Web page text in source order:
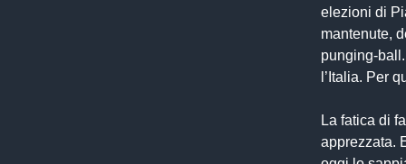
elezioni di
mantenute,
punging-
l’Italia. Per
La fatica di
apprezzata.